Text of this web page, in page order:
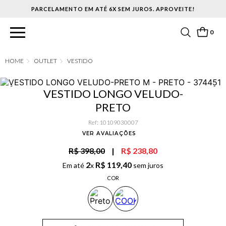
PARCELAMENTO EM ATÉ 6X SEM JUROS. APROVEITE!
0
OUTLET VESTIDO
VESTIDO LONGO VELUDO-
PRETO
Ref: 10109030007
VER AVALIAÇÕES
R$ 398,00 | R$ 238,80
Em até 2x R$ 119,40 sem juros
COR